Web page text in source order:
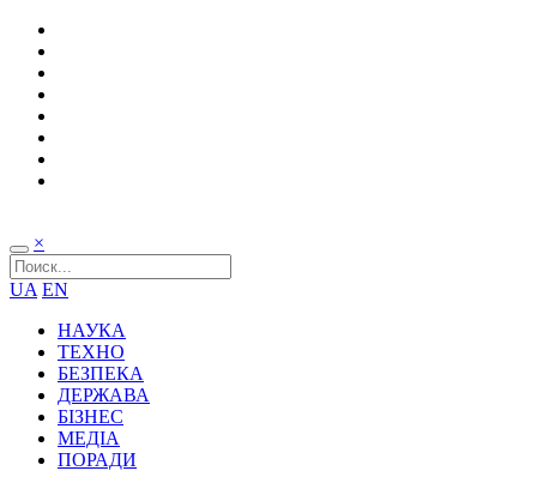
×
UA EN
НАУКА
ТЕХНО
БЕЗПЕКА
ДЕРЖАВА
БІЗНЕС
МЕДІА
ПОРАДИ